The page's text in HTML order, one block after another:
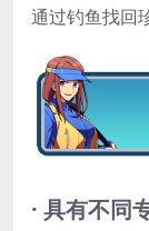
通过钓鱼找回
· 具有不同